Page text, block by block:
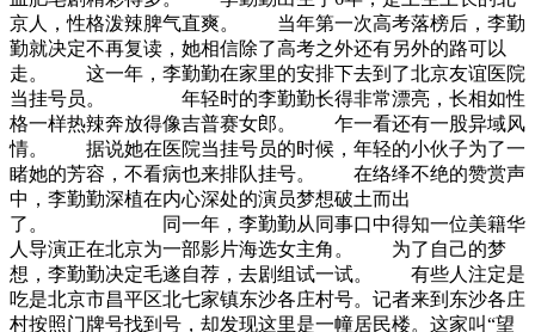
京人，性格泼辣脾气直爽。 当年第一次高考落榜后，李勤
勤就决定不再复读，她相信除了高考之外还有另外的路可以
走。 这一年，李勤勤在家里的安排下去到了北京友谊医院
当挂号员。 年轻时的李勤勤长得非常漂亮，长相如性
格一样热辣奔放得像吉普赛女郎。 乍一看还有一股异域风
情。 据说她在医院当挂号员的时候，年轻的小伙子为了一
睹她的芳容，不看病也来排队挂号。 在络绎不绝的赞赏声
中，李勤勤深植在内心深处的演员梦想破土而出
了。 同一年，李勤勤从同事口中得知一位美籍华
人导演正在北京为一部影片海选女主角。 为了自己的梦
想，李勤勤决定毛遂自荐，去剧组试一试。 有些人注定是
吃是北京市昌平区北七家镇东沙各庄村号。记者来到东沙各庄
村按照门牌号找到号，却发现这里是一幢居民楼。这家叫“望